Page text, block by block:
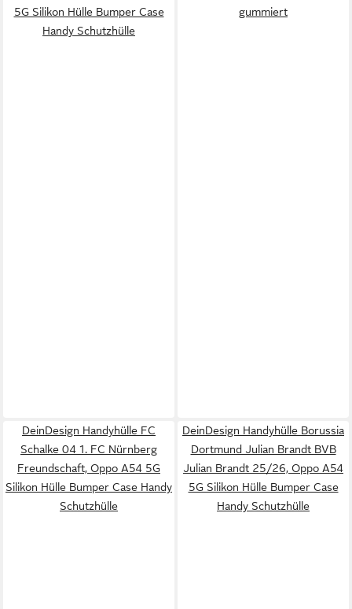
5G Silikon Hülle Bumper Case
Handy Schutzhülle
gummiert
DeinDesign Handyhülle FC
Schalke 04 1. FC Nürnberg
Freundschaft, Oppo A54 5G
Silikon Hülle Bumper Case Handy
Schutzhülle
DeinDesign Handyhülle Borussia
Dortmund Julian Brandt BVB
Julian Brandt 25/26, Oppo A54
5G Silikon Hülle Bumper Case
Handy Schutzhülle